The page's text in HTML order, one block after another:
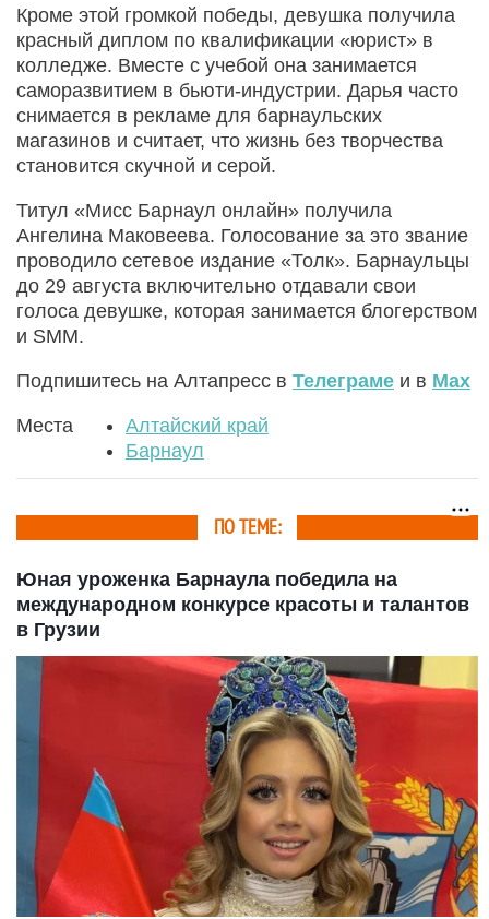
Кроме этой громкой победы, девушка получила
красный диплом по квалификации «юрист» в
колледже. Вместе с учебой она занимается
саморазвитием в бьюти-индустрии. Дарья часто
снимается в рекламе для барнаульских
магазинов и считает, что жизнь без творчества
становится скучной и серой.
Титул «Мисс Барнаул онлайн» получила
Ангелина Маковеева. Голосование за это звание
проводило сетевое издание «Толк». Барнаульцы
до 29 августа включительно отдавали свои
голоса девушке, которая занимается блогерством
и SMM.
Подпишитесь на Алтапресс в Телеграме и в Max
Места
Алтайский край
Барнаул
ПО ТЕМЕ:
Юная уроженка Барнаула победила на
международном конкурсе красоты и талантов
в Грузии